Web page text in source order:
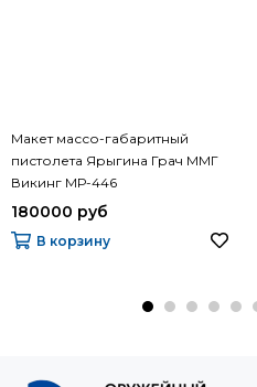
Макет массо-габаритный
пистолета Ярыгина Грач ММГ
Викинг МР-446
180000 руб
В корзину